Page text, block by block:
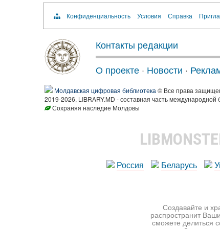
Конфиденциальность Условия Справка
Контакты редакции
О проекте · Новости ·
Молдавская цифровая библиотека © Все права
2019-2026, LIBRARY.MD - составная часть
Сохраняя наследие Молдовы
Россия Беларусь
Создавайте и
распространит
сможете делиться